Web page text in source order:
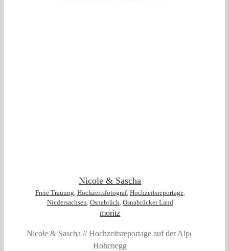
Nicole & Sascha
Freie Trauung, Hochzeitsfotograf, Hochzeitsreportage,
Niedersachsen, Osnabrück, Osnabrücker Land
moritz
Nicole & Sascha // Hochzeitsreportage auf der Alpe
Hohenegg